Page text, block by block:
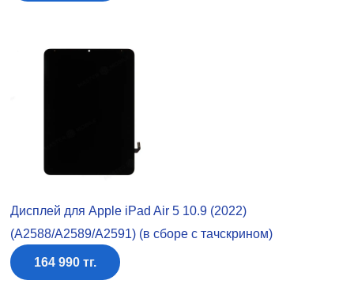
Дисплей для Apple iPad Air 5 10.9 (2022)
(A2588/A2589/A2591) (в сборе с тачскрином)
164 990 тг.